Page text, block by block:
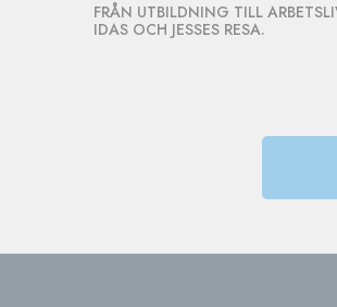
FRÅN UTBILDNING TILL
IDAS OCH JESSES RESA.